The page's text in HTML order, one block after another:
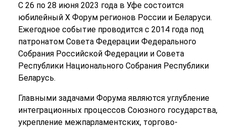
С 26 по 28 июня 2023 года в Уфе состоится
юбилейный X Форум регионов России и Беларуси.
Ежегодное событие проводится с 2014 года под
патронатом Совета Федерации Федерального
Собрания Российской Федерации и Совета
Республики Национального Собрания Республики
Беларусь.
Главными задачами Форума являются углубление
интеграционных процессов Союзного государства,
укрепление межпарламентских, торгово-